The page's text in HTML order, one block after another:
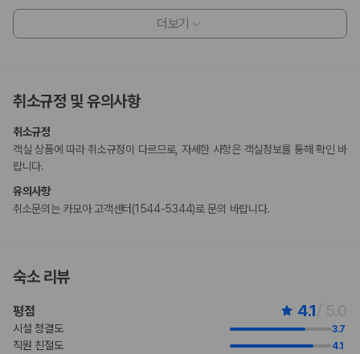
이 숙박 시설은 안전을 위해 소화기, 연기 감지기, 보안 시스템, 구급상자 등
고객 정책과 문화적 기준이나 규범은 국가 및 숙박 시설에 따라 다를 수 있
아침 식사 포함 요금제로 예약하신 고객께는 성인에 한해 아침 식사가 제공
됩니다. 숙박 요금에 포함되어 숙박하는 만 11세 미만 어린이의 아침 식사
는 포함되어 있지 않습니다.
수영장 이용 시간은 08:00 ~ 22:00입니다.
만 11 세 이하 아동은 부모 또는 보호자와 같은 객실에서 침구를 추가하지
않고 이용할 경우 무료로 숙박할 수 있습니다.
추가 안내사항
기타 선택사항
더보기
취소규정 및 유의사항
취소규정
객실 상품에 따라 취소규정이 다르므로, 자세한 사항은 객실정보를 통해 확인 바
랍니다.
유의사항
취소문의는 카모아 고객센터(1544-5344)로 문의 바랍니다.
숙소 리뷰
평점 4.1/ 5.0
시설 청결도 3.7
직원 친절도 4.1